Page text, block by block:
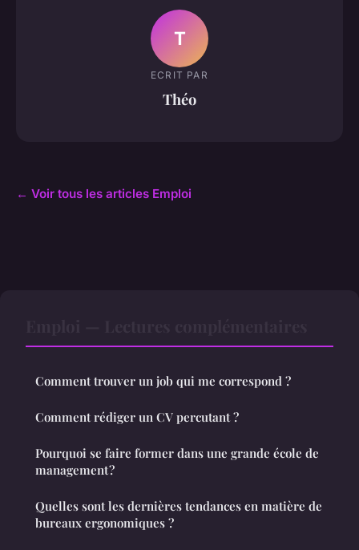
T
ECRIT PAR
Théo
← Voir tous les articles Emploi
Comment trouver un job qui me correspond ?
Comment rédiger un CV percutant ?
Pourquoi se faire former dans une grande école de
management ?
Quelles sont les dernières tendances en matière de
bureaux ergonomiques ?